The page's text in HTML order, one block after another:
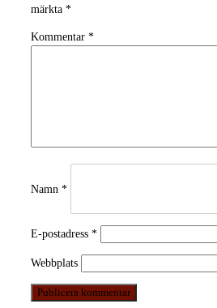
märkta *
Kommentar *
Namn *
E-postadress *
Webbplats